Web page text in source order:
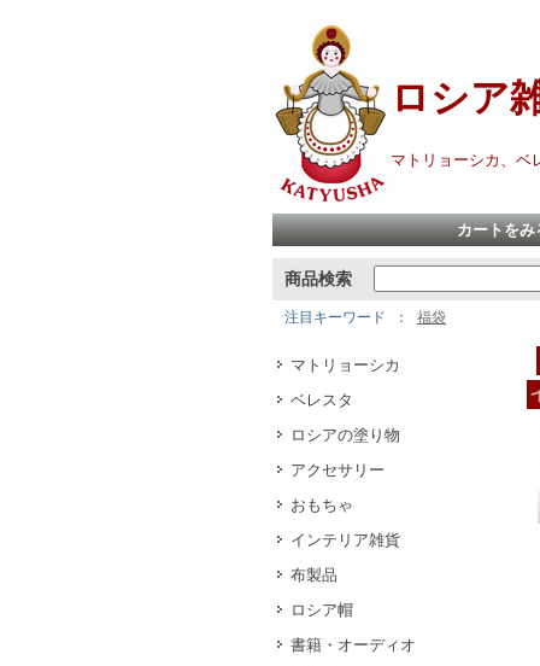
ロシア
マトリョーシカ、ベ
カートをみ
商品検索
注目キーワード 福袋
マトリョーシカ
ベレスタ
ロシアの塗り物
アクセサリー
おもちゃ
インテリア雑貨
布製品
ロシア帽
書籍・オーディオ